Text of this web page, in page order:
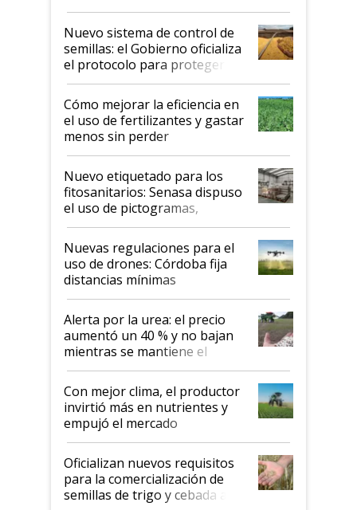
Nuevo sistema de control de
semillas: el Gobierno oficializa
el protocolo para proteger la
propiedad intelectual
Cómo mejorar la eficiencia en
el uso de fertilizantes y gastar
menos sin perder
productividad en la campaña
fina
Nuevo etiquetado para los
fitosanitarios: Senasa dispuso
el uso de pictogramas,
palabras de advertencia e
indicaciones
Nuevas regulaciones para el
uso de drones: Córdoba fija
distancias mínimas
Alerta por la urea: el precio
aumentó un 40 % y no bajan
mientras se mantiene el
conflicto en Medio Oriente
Con mejor clima, el productor
invirtió más en nutrientes y
empujó el mercado
Oficializan nuevos requisitos
para la comercialización de
semillas de trigo y cebada a